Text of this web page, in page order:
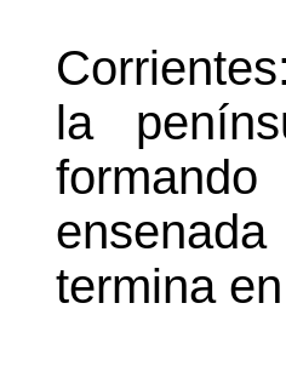
Corrientes
la
termina